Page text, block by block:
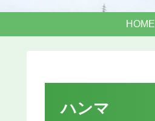
HOME
ハンマ